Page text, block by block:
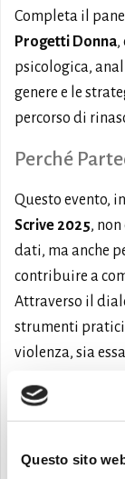
Questo sito
Completa il panel
Progetti Donna,
psicologica,
genere e le
percorso di
Perché
Questo evento,
Scrive 2025,
dati, ma anche
contribuire a
Attraverso il
strumenti pratici
violenza, sia